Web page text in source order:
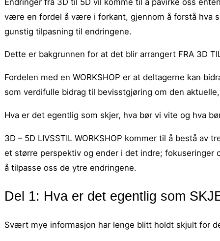
være en fordel å være i forkant, gjennom å forstå hva
gunstig tilpasning til endringene.
Dette er bakgrunnen for at det blir arrangert FRA 3D
Fordelen med en WORKSHOP er at deltagerne kan
som verdifulle bidrag til bevisstgjøring om den
Hva er det egentlig som skjer, hva bør vi vite og hva
3D – 5D LIVSSTIL WORKSHOP kommer til å bestå
et større perspektiv og ender i det indre; fokuseringer
å tilpasse oss de ytre endringene.
Del 1: Hva er det egentlig som
Svært mye informasjon har lenge blitt holdt skjult for